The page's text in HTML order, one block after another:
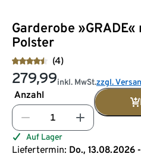
Garderobe
Polster
(4)
279,99inkl. MwSt.zzgl.
Anzahl
Auf Lager
Liefertermin: Do., 13.08.2026